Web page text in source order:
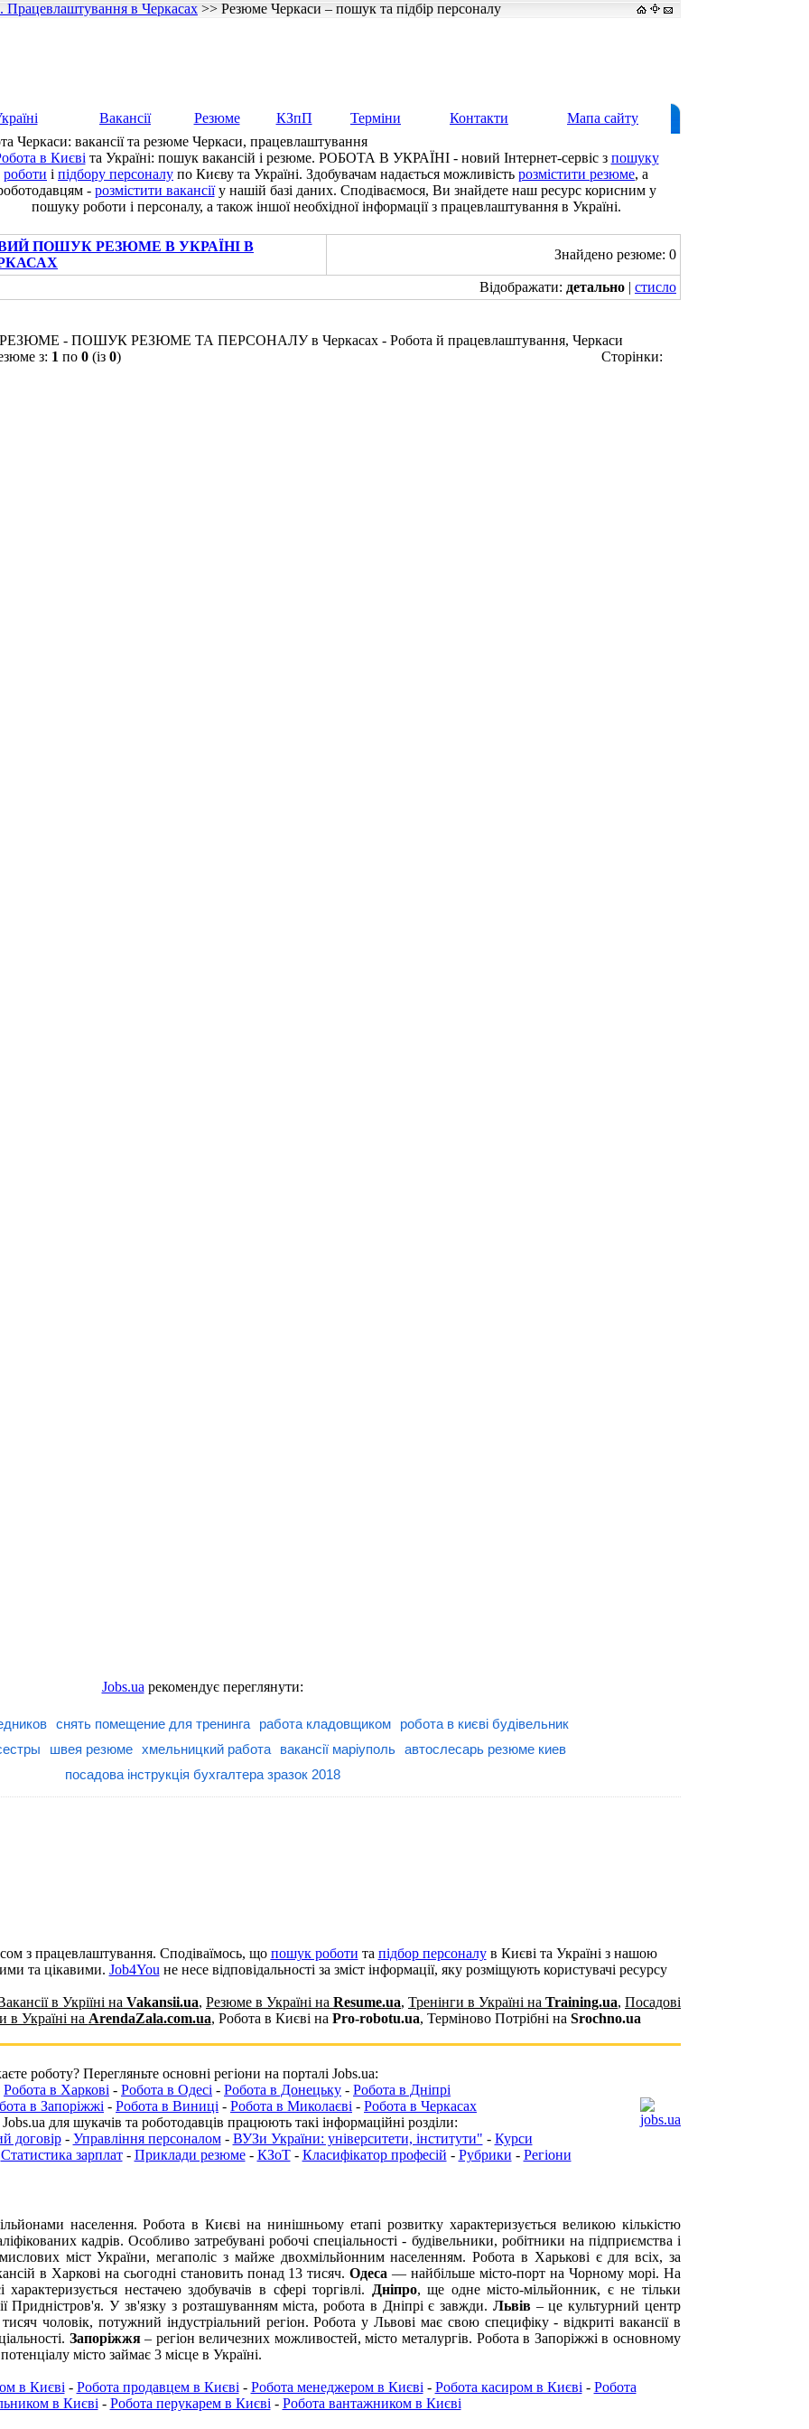
Працевлаштування в Черкасах >> Резюме Черкаси – пошук та підбір персоналу
Вакансії Резюме КЗпП Терміни Контакти Мапа сайту
Черкаси: вакансії та резюме Черкаси, працевлаштування
в Києві та Україні: пошук вакансій і резюме. РОБОТА В УКРАЇНІ - новий Інтернет-сервіс з пошуку
роботи і підбору персоналу по Києву та Україні. Здобувачам надається можливість розмістити резюме, а
- розмістити вакансіїу нашій базі даних. Сподіваємося, Ви знайдете наш ресурс корисним у
пошуку роботи і персоналу, а також іншої необхідної інформації з працевлаштування в Україні.
ПОШУК РЕЗЮМЕ В УКРАЇНІ В
Знайдено резюме: 0
Відображати: детально | стисло
- ПОШУК РЕЗЮМЕ ТА ПЕРСОНАЛУ в Черкасах - Робота й працевлаштування, Черкаси
з: 1 по 0 (із 0) Сторінки:
Jobs.ua рекомендує переглянути:
снять помещение для тренинга работа кладовщиком
робота в києві будівельник
швея резюме хмельницкий работа вакансії маріуполь
автослесарь резюме киев
посадова інструкція бухгалтера зразок 2018
з працевлаштування. Сподіваїмось, що пошук роботи та підбор персоналув Києві та Україні з нашою
та цікавими. Job4You не несе відповідальності за зміст інформації, яку розміщують користувачі ресурсу
в Укріїні на Vakansii.ua, Резюме в Україні на Resume.ua, Тренінги в Україні на Training.ua, Посадові
в Україні на ArendaZala.com.ua, Робота в Києві на Pro-robotu.ua, Терміново Потрібні на Srochno.ua
роботу? Перегляньте основні регіони на порталі Jobs.ua:
Робота в Харкові - Робота в Одесі - Робота в Донецьку - Робота в Дніпрі
в Запоріжжі - Робота в Виниці - Робота в Миколаєві - Робота в Черкасах
для шукачів та роботодавців працюють такі інформаційні розділи:
договір- Управління персоналом- ВУЗи України: університети, інститути" - Курси
Статистика зарплат- Приклади резюме- КЗоТ- Класифікатор професій - Рубрики - Регіони
населення.Робота в Києві на нинішньому етапі розвитку характеризується великою кількістю
кадрів. Особливо затребувані робочі спеціальності - будівельники, робітники на підприємства і
міст України, мегаполіс з майже двохмільйонним населенням.Робота в Харькові є для всіх, за
в Харкові на сьогодні становить понад 13 тисяч.Одеса — найбільше місто-порт на Чорному морі. На
характеризується нестачею здобувачів в сфері торгівлі. Дніпро, ще одне місто-мільйонник, є не тільки
Придністров'я. У зв'язку з розташуванням міста,робота в Дніпрі є завжди. Львів– це культурний центр
чоловік, потужний індустріальний регіон.Робота у Львові має свою специфіку - відкриті вакансії в
Запоріжжя– регіон величезних можливостей, місто металургів. Робота в Запоріжжі в основному
місто займає 3 місце в Україні.
в Києві - Робота продавцем в Києві - Робота менеджером в Києві - Робота касиром в Києві - Робота
в Києві - Робота перукарем в Києві - Робота вантажником в Києві